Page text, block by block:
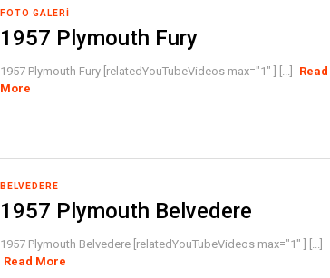
FOTO GALERI
1957 Plymouth Fury
1957 Plymouth Fury [relatedYouTubeVideos max="1" ] [...]
Read
More
BELVEDERE
1957 Plymouth Belvedere
1957 Plymouth Belvedere [relatedYouTubeVideos max="1" ] [...]
Read More